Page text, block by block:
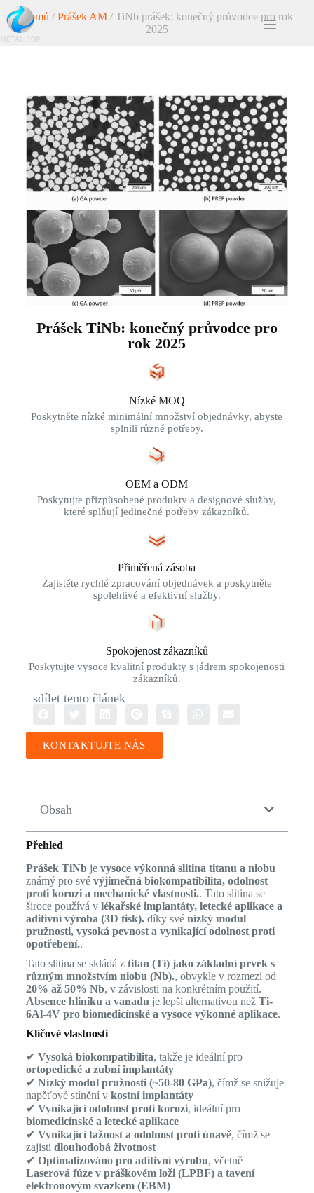
Domů / Prášek AM/ TiNb prášek: konečný průvodce pro rok
2025
Prášek TiNb: konečný průvodce pro
rok 2025
Nízké MOQ
Poskytněte nízké minimální množství objednávky, abyste
splnili různé potřeby.
OEM a ODM
Poskytujte přizpůsobené produkty a designové služby,
které splňují jedinečné potřeby zákazníků.
Přiměřená zásoba
Zajistěte rychlé zpracování objednávek a poskytněte
spolehlivé a efektivní služby.
Spokojenost zákazníků
Poskytujte vysoce kvalitní produkty s jádrem spokojenosti
zákazníků.
sdílet tento článek
KONTAKTUJTE NÁS
Obsah
Přehled
Prášek TiNbje vysoce výkonná slitina titanu a niobu
známý pro své výjimečná biokompatibilita, odolnost
proti korozi a mechanické vlastnosti.. Tato slitina se
široce používá v lékařské implantáty, letecké aplikace a
aditivní výroba (3D tisk).díky své nízký modul
pružnosti, vysoká pevnost a vynikající odolnost proti
opotřebení..
Tato slitina se skládá z titan (Ti) jako základní prvek s
různým množstvím niobu (Nb)., obvykle v rozmezí od
20% až 50% Nb, v závislosti na konkrétním použití.
Absence hliníku a vanadu je lepší alternativou než Ti-
6Al-4V pro biomedicínské a vysoce výkonné aplikace.
Klíčové vlastnosti
✔ Vysoká biokompatibilita, takže je ideální pro
ortopedické a zubní implantáty
✔ Nízký modul pružnosti (~50-80 GPa), čímž se snižuje
napěťové stínění v kostní implantáty
✔ Vynikající odolnost proti korozi, ideální pro
biomedicínské a letecké aplikace
✔ Vynikající tažnost a odolnost proti únavě, čímž se
zajistí dlouhodobá životnost
✔ Optimalizováno pro aditivní výrobu, včetně
Laserová fúze v práškovém loži (LPBF) a tavení
elektronovým svazkem (EBM)